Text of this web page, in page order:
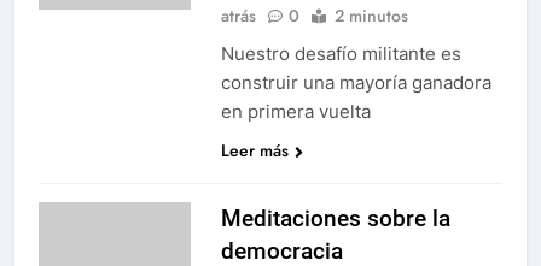
atrás
0 2 minutos
Nuestro desafío militante es
construir una mayoría ganadora
en primera vuelta
Leer más
Meditaciones sobre la
democracia